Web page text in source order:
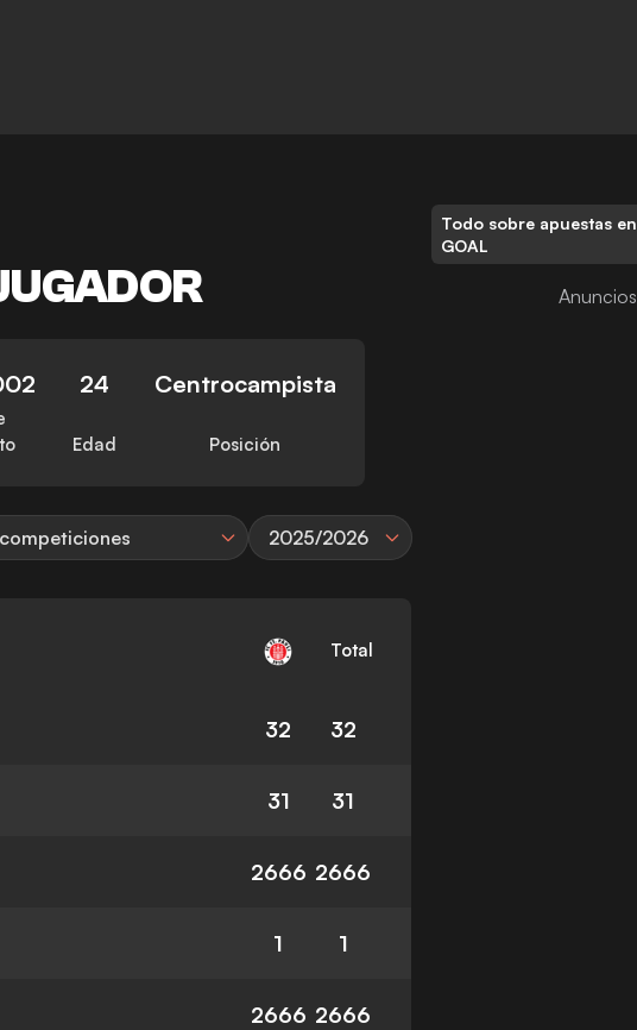
24
Edad
Centrocampista
Posición
2025/2026
Total
32 32
31 31
2666 2666
1 1
2666 2666
Todo sobre apuestas en
GOAL